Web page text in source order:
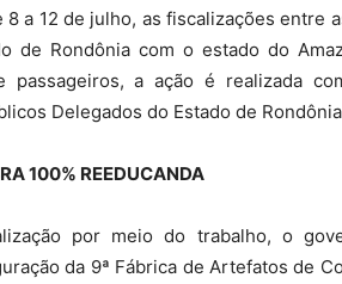
a 12 de julho, as fiscalizações entre
de Rondônia com o estado do
passageiros, a ação é realizada
Delegados do Estado de
100% REEDUCANDA
por meio do trabalho, o
da 9ª Fábrica de Artefatos de